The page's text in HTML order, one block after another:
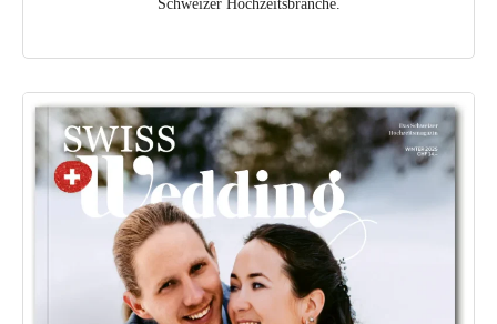
Schweizer Hochzeitsbranche.